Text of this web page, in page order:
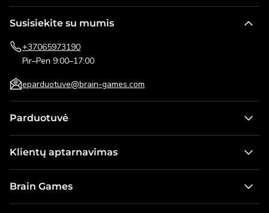
Susisiekite su mumis
+37065973190
Pir–Pen 9:00–17:00
eparduotuve@brain-games.com
Parduotuvė
Žaidimai vaikams
Klientų aptarnavimas
Pristatymo informacija
Brain Games